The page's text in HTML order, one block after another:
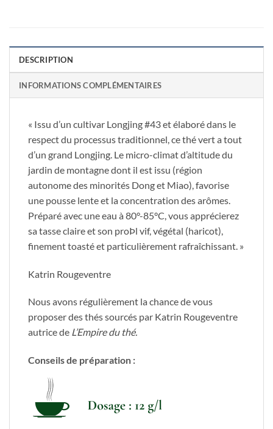
DESCRIPTION
INFORMATIONS COMPLÉMENTAIRES
« Issu d’un cultivar Longjing #43 et élaboré dans le
respect du processus traditionnel, ce thé vert a tout
d’un grand Longjing. Le micro-climat d’altitude du
jardin de montagne dont il est issu (région
autonome des minorités Dong et Miao), favorise
une pousse lente et la concentration des arômes.
Préparé avec une eau à 80°-85°C, vous apprécierez
sa tasse claire et son proÞl vif, végétal (haricot),
finement toasté et particulièrement rafraîchissant. »
Katrin Rougeventre
Nous avons régulièrement la chance de vous
proposer des thés sourcés par Katrin Rougeventre
autrice de L’Empire du thé.
Conseils de préparation :